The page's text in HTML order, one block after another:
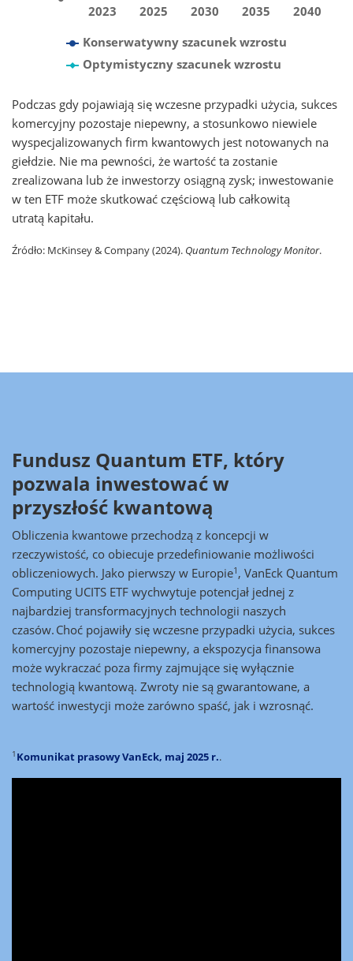
Konserwatywny szacunek wzrostu
Optymistyczny szacunek wzrostu
2023 2025 2030 2035 2040
Podczas gdy pojawiają się wczesne przypadki użycia, sukces
komercyjny pozostaje niepewny, a stosunkowo niewiele
wyspecjalizowanych firm kwantowych jest notowanych na
giełdzie. Nie ma pewności, że wartość ta zostanie
zrealizowana lub że inwestorzy osiągną zysk; inwestowanie
w ten ETF może skutkować częściową lub całkowitą
utratą kapitału.
Źródło: McKinsey & Company (2024). Quantum Technology Monitor.
Fundusz Quantum ETF, który
pozwala inwestować w
przyszłość kwantową
Obliczenia kwantowe przechodzą z koncepcji w
rzeczywistość, co obiecuje przedefiniowanie możliwości
obliczeniowych. Jako pierwszy w Europie1 , VanEck Quantum
Computing UCITS ETF wychwytuje potencjał jednej z
najbardziej transformacyjnych technologii naszych
czasów. Choć pojawiły się wczesne przypadki użycia, sukces
komercyjny pozostaje niepewny, a ekspozycja finansowa
może wykraczać poza firmy zajmujące się wyłącznie
technologią kwantową. Zwroty nie są gwarantowane, a
wartość inwestycji może zarówno spaść, jak i wzrosnąć.
1 Komunikat prasowy VanEck, maj 2025 r..